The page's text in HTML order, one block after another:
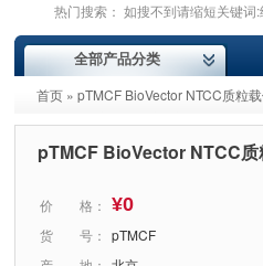
热门搜索： 如搜不到请缩短关键词
全部产品分类
首页 » pTMCF BioVector NTCC质粒
pTMCF BioVector NTCC
价 格： ¥0
货 号： pTMCF